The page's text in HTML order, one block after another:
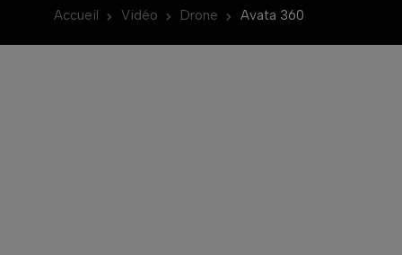
Accueil Vidéo Drone Avata 360